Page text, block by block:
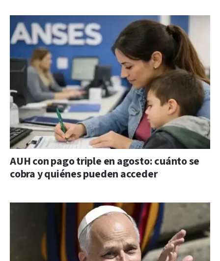
AUH con pago triple en agosto: cuánto se
cobra y quiénes pueden acceder